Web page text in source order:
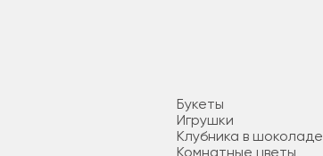
Букеты
Игрушки
Клубника в шоколаде